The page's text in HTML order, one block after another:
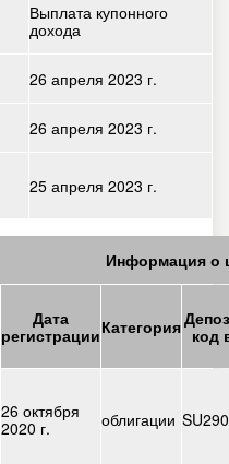
Выплата купонного
дохода
26 апреля 2023 г.
26 апреля 2023 г.
25 апреля 2023 г.
Информация о
Дата
регистрацииКатегория код
26 октября
2020 г.
облигации